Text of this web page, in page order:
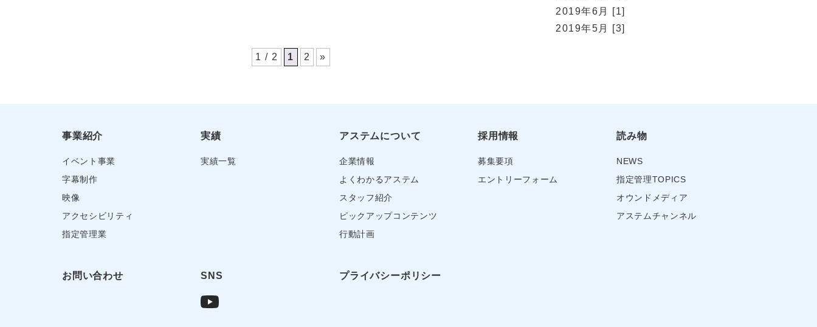
1 / 2 1 2 »
2019年6月 [1]
2019年5月 [3]
事業紹介
イベント事業
字幕制作
映像
アクセシビリティ
指定管理業
実績
実績一覧
アステムについて
企業情報
よくわかるアステム
スタッフ紹介
ピックアップコンテンツ
行動計画
採用情報
募集要項
エントリーフォーム
読み物
NEWS
指定管理TOPICS
オウンドメディア
アステムチャンネル
お問い合わせ SNS プライバシーポリシー